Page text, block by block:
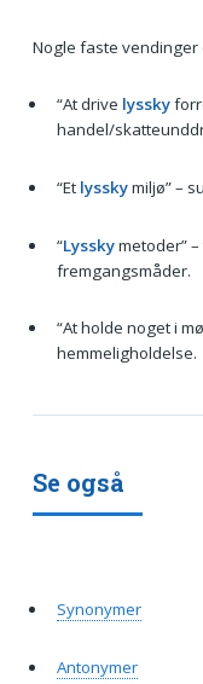
Nogle faste
“At drive lyssky
handel/
“Et lysskymiljø” –
“Lysskymetoder”
fremgangsmåder.
“At holde noget i
hemmeligholdelse.
Se også
Synonymer
Antonymer